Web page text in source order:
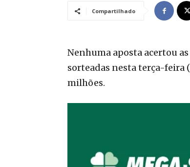
Compartilhado
Nenhuma aposta acertou
sorteadas nesta terça-feira
milhões.